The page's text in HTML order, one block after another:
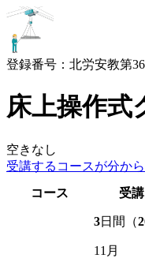
登録番号：北労安教第
床上操作式
空きなし
受講するコースが分か
コース
受
3日間（
11月